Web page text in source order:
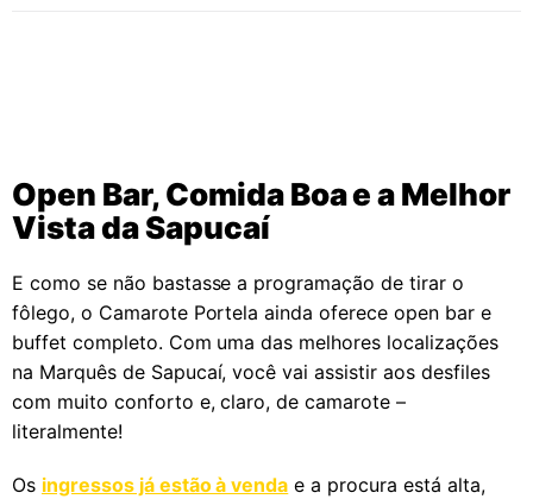
Open Bar, Comida Boa e a Melhor
Vista da Sapucaí
E como se não bastasse a programação de tirar o
fôlego, o Camarote Portela ainda oferece open bar e
buffet completo. Com uma das melhores localizações
na Marquês de Sapucaí, você vai assistir aos desfiles
com muito conforto e, claro, de camarote –
literalmente!
Os ingressos já estão à venda e a procura está alta,